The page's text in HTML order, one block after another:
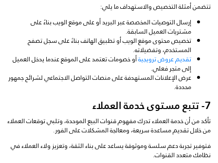
تتضمن أمثلة التخصيص والاستهداف ما يلي:
إرسال التوصيات المخصصة عبر البريد أو على موقع الويب بناءً على
مشتريات العميل السابقة.
تخصيص محتوى موقع الويب أو تطبيق الهاتف بناءً على سجل تصفح
المستخدم، وتفضيلاته.
تقديم عروض ترويجيةأو خصومات تعتمد على الموقع عندما يدخل العميل
إلى متجر فعلي.
عرض الإعلانات المستهدفة على منصات التواصل الاجتماعي لشرائح جمهور
محددة.
7- تتبع مستوى خدمة العملاء
تأكد من أن خدمة العملاء تدرك مفهوم قنوات البيع الموحدة، وتلبي توقعات العملاء
من خلال تقديم مساعدة سريعة، ومعالجة المشكلات على الفور.
فتوفير تجربة دعم سلسة وموثوقة يساعد على بناء الثقة، وتعزيز ولاء العملاء في
نظامك متعدد القنوات.